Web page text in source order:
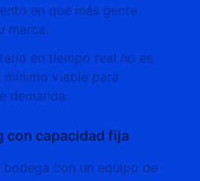
en que más gente
marca.
en tiempo real no es
mínimo viable para
demanda.
con capacidad fija
con un equipo de